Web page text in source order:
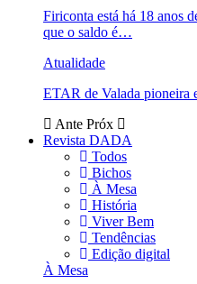
Firiconta está há 18 anos
que o saldo é…
Atualidade
ETAR de Valada pioneira
Ante Próx
Revista DADA
Todos
Bichos
À Mesa
História
Viver Bem
Tendências
Edição digital
À Mesa